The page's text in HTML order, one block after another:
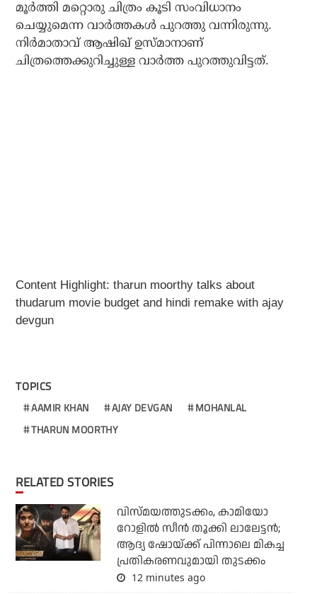
മൂര്‍ത്തി മറ്റൊരു ചിത്രം കൂടി സംവിധാനം
ചെയ്യുമെന്ന വാര്‍ത്തകള്‍ പുറത്തു വന്നിരുന്നു.
നിര്‍മാതാവ് ആഷിഖ് ഉസ്മാനാണ്
ചിത്രത്തെക്കുറിച്ചുള്ള വാര്‍ത്ത പുറത്തുവിട്ടത്.
Content Highlight: tharun moorthy talks about
thudarum movie budget and hindi remake with ajay
devgun
TOPICS
AAMIR KHAN AJAY DEVGAN
MOHANLAL
THARUN MOORTHY
RELATED STORIES
വിസ്മയത്തുടക്കം, കാമിയോ
റോളില്‍ സീന്‍ തൂക്കി ലാലേട്ടന്‍;
ആദ്യ ഷോയ്ക്ക് പിന്നാലെ മികച്ച
പ്രതികരണവുമായി തുടക്കം
12 minutes ago